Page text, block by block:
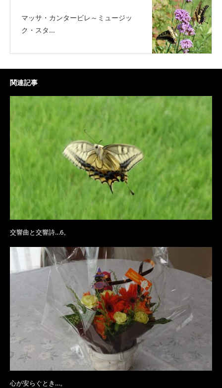
マッサ・カンタービレ～ミュージッ
ク・スタ...
関連記事
交響曲と交響詩…6。
心が安らぐとき…。